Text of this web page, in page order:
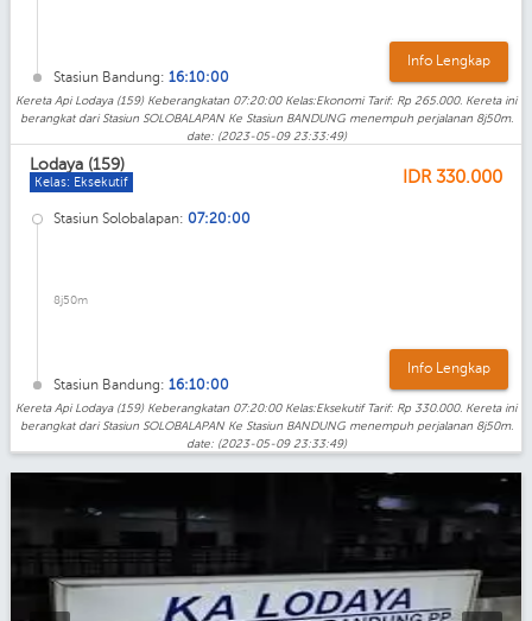
Stasiun Bandung: 16:10:00
Info Lengkap
Kereta Api Lodaya (159) Keberangkatan 07:20:00 Kelas:Ekonomi Tarif: Rp 265.000. Kereta ini
berangkat dari Stasiun SOLOBALAPAN Ke Stasiun BANDUNG menempuh perjalanan 8j50m.
date: (2023-05-09 23:33:49)
Lodaya (159)
Kelas: Eksekutif IDR 330.000
Stasiun Solobalapan: 07:20:00
8j50m
Stasiun Bandung: 16:10:00
Info Lengkap
Kereta Api Lodaya (159) Keberangkatan 07:20:00 Kelas:Eksekutif Tarif: Rp 330.000. Kereta ini
berangkat dari Stasiun SOLOBALAPAN Ke Stasiun BANDUNG menempuh perjalanan 8j50m.
date: (2023-05-09 23:33:49)